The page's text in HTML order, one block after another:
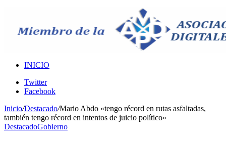
INICIO
Twitter
Facebook
Inicio/Destacado/Mario Abdo «tengo récord en rutas asfaltadas,
también tengo récord en intentos de juicio político»
DestacadoGobierno